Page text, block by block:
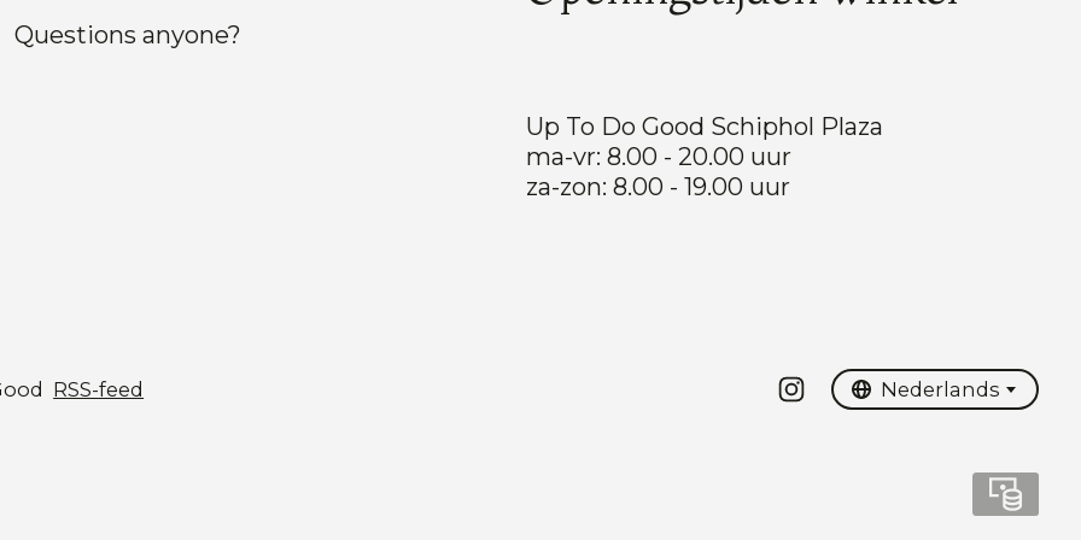
Questions anyone?
Up To Do Good Schiphol Plaza
ma-vr: 8.00 - 20.00 uur
za-zon: 8.00 - 19.00 uur
RSS-feed Nederlands